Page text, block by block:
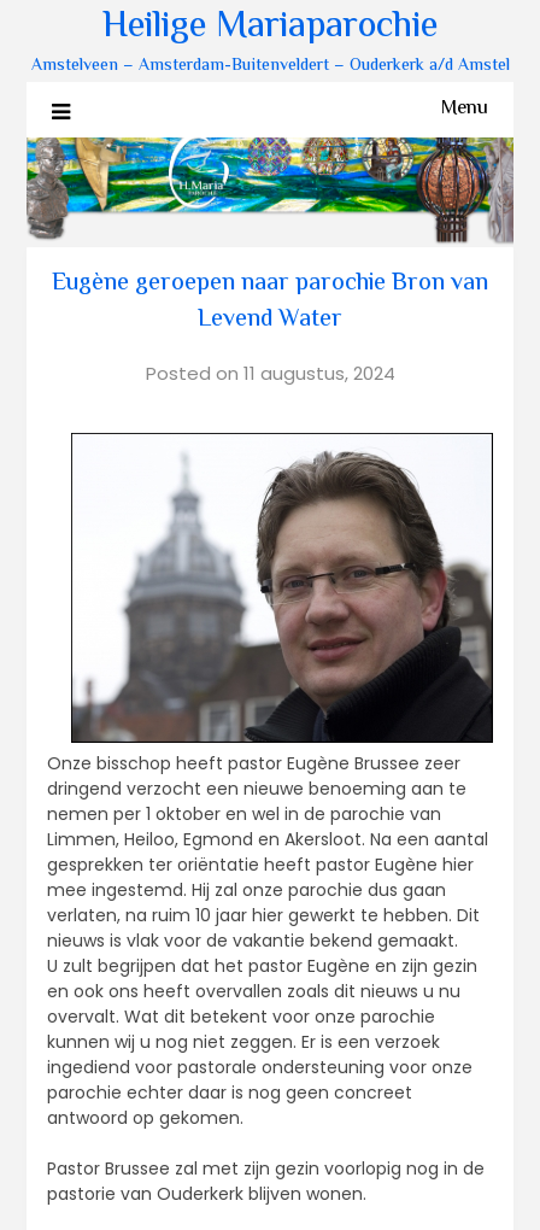
Heilige Mariaparochie
Amstelveen – Amsterdam-Buitenveldert – Ouderkerk a/d Amstel
Menu
Eugène geroepen naar parochie Bron van
Levend Water
Posted on 11 augustus, 2024
Onze bisschop heeft pastor Eugène Brussee zeer
dringend verzocht een nieuwe benoeming aan te
nemen per 1 oktober en wel in de parochie van
Limmen, Heiloo, Egmond en Akersloot. Na een aantal
gesprekken ter oriëntatie heeft pastor Eugène hier
mee ingestemd. Hij zal onze parochie dus gaan
verlaten, na ruim 10 jaar hier gewerkt te hebben. Dit
nieuws is vlak voor de vakantie bekend gemaakt.
U zult begrijpen dat het pastor Eugène en zijn gezin
en ook ons heeft overvallen zoals dit nieuws u nu
overvalt. Wat dit betekent voor onze parochie
kunnen wij u nog niet zeggen. Er is een verzoek
ingediend voor pastorale ondersteuning voor onze
parochie echter daar is nog geen concreet
antwoord op gekomen.
Pastor Brussee zal met zijn gezin voorlopig nog in de
pastorie van Ouderkerk blijven wonen.